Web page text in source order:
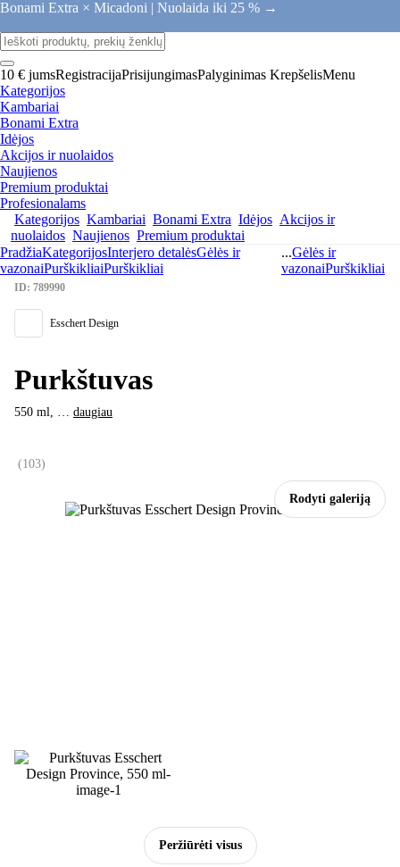
Bonami Extra × Micadoni | Nuolaida iki 25 % →
10 € jumsRegistracijaPrisijungimasPalyginimas KrepšelisMenu
Kategorijos
Kambariai
Bonami Extra
Idėjos
Akcijos ir nuolaidos
Naujienos
Premium produktai
Profesionalams
Kategorijos Kambariai Bonami Extra Idėjos Akcijos ir
nuolaidos Naujienos Premium produktai
PradžiaKategorijosInterjero detalėsGėlės ir
vazonaiPurškikliaiPurškikliai
...Gėlės ir
vazonaiPurškikliai
Rodyti galeriją
Peržiūrėti visus
ID: 789990
Esschert Design
Purkštuvas
550 ml, … daugiau
(103)